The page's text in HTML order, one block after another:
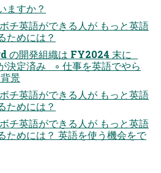
ますか？
チ英語ができる人が もっと英語
ためには？
の開発組織は FY2024 末に
決定済み ◦ 仕事を英語でやら
景
チ英語ができる人が もっと英語
ためには？
チ英語ができる人が もっと英語
ためには？ 英語を使う機会をで